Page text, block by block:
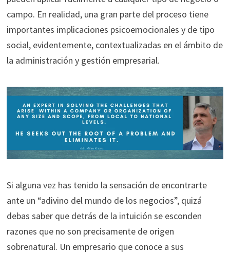
campo. En realidad, una gran parte del proceso tiene
importantes implicaciones psicoemocionales y de tipo
social, evidentemente, contextualizadas en el ámbito de
la administración y gestión empresarial.
Si alguna vez has tenido la sensación de encontrarte
ante un “adivino del mundo de los negocios”, quizá
debas saber que detrás de la intuición se esconden
razones que no son precisamente de origen
sobrenatural. Un empresario que conoce a sus